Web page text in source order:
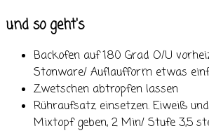
und so geht's
Backofen auf 180 Grad O/U
Stonware/ Auflaufform etwas
Zwetschen abtropfen lassen
Rühraufsatz einsetzen. Eiweiß
Mixtopf geben, 2 Min/ Stufe 3,5